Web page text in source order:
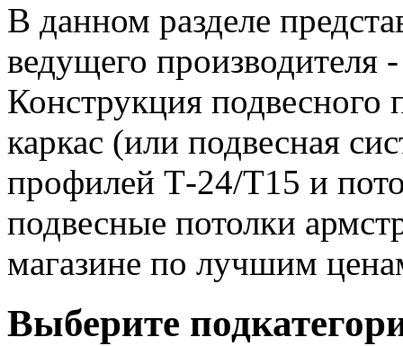
В данном разделе
ведущего
Конструкция подвесного
каркас (или подвесная
профилей Т-24/Т15 и
подвесные потолки
магазине по лучшим
Выберите